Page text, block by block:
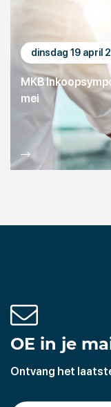
dinsdag 19 april
MKB
mei
OE in je
Ontvang het